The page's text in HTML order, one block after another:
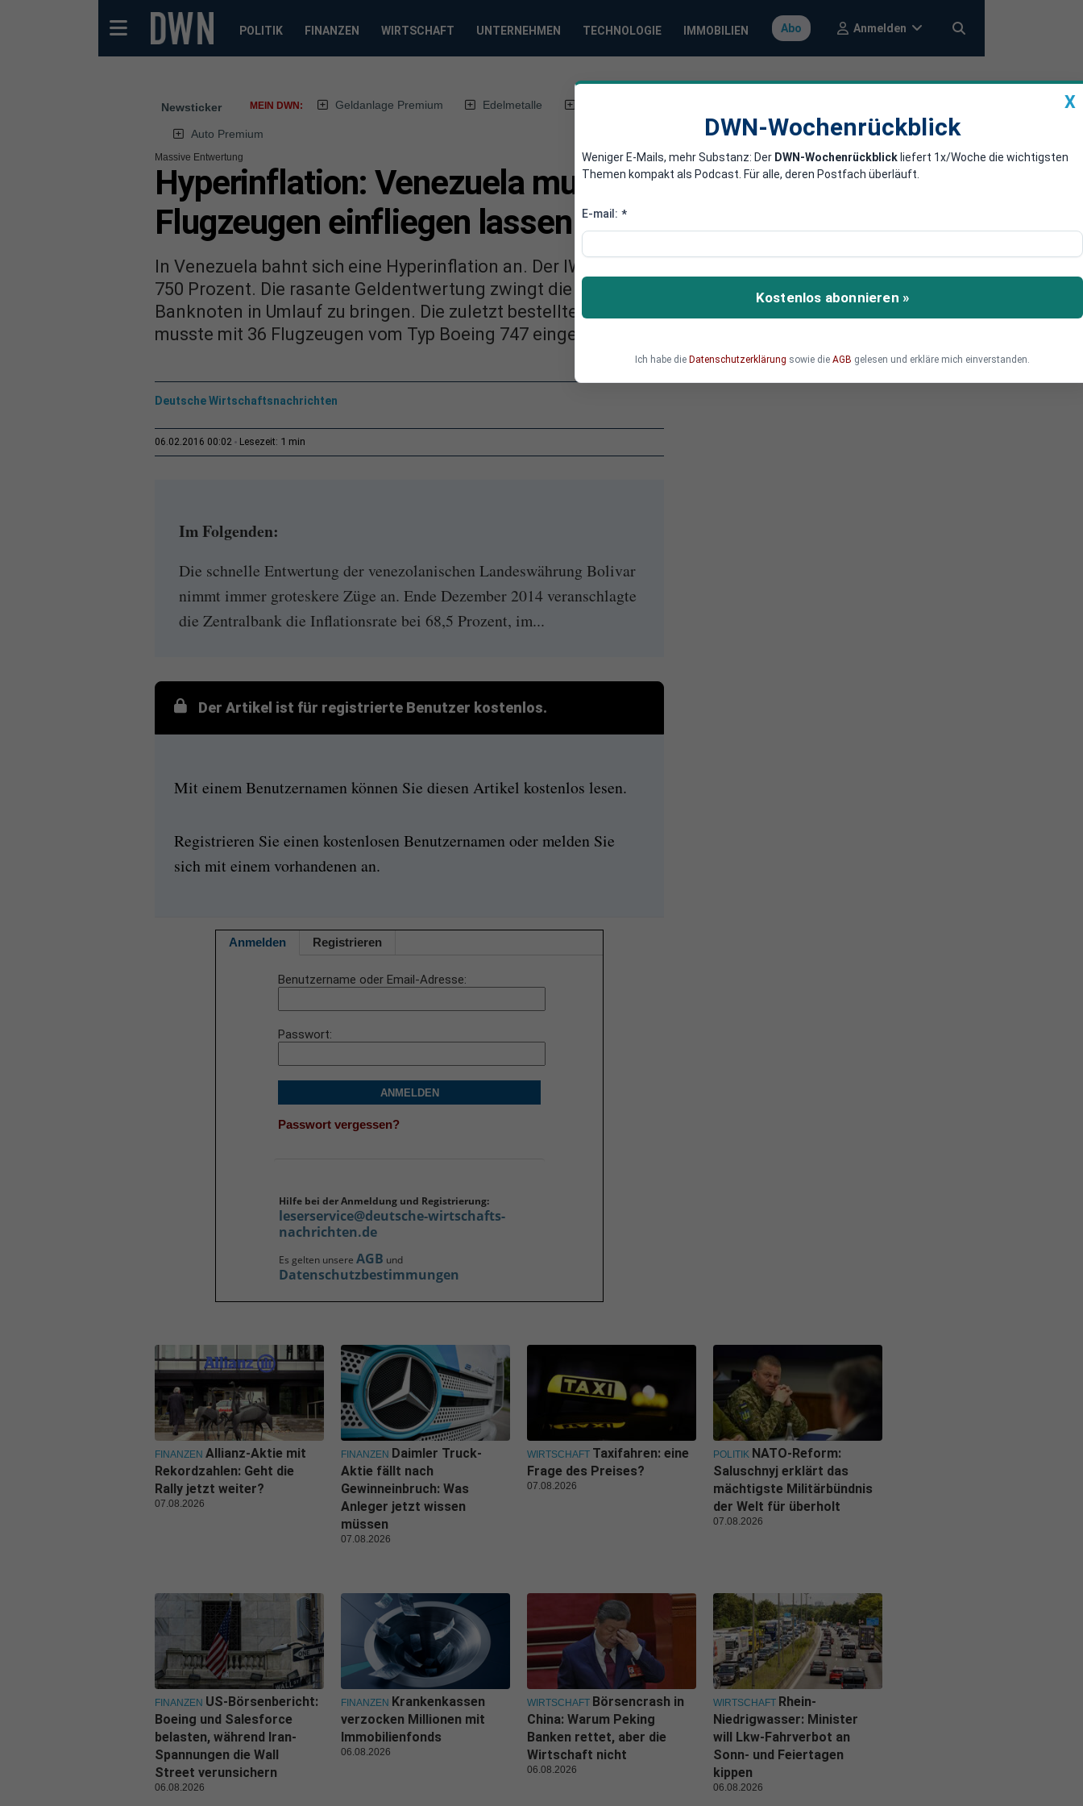
POLITIK FINANZEN WIRTSCHAFT UNTERNEHMEN TECHNOLOGIE IMMOBILIEN Abo Anmelden
Newsticker MEIN DWN: Geldanlage Premium Edelmetalle
Auto Premium
Massive Entwertung
Hyperinflation: Venezuela muss Bargeld mit
Flugzeugen einfliegen lassen
In Venezuela bahnt sich eine Hyperinflation an. Der IWF rechnet mit einer Inflationsrate von etwa
750 Prozent. Die rasante Geldentwertung zwingt die Regierung, immer größere Mengen an
Banknoten in Umlauf zu bringen. Die zuletzt bestellte Charge von zehn Milliarden Scheinen
musste mit 36 Flugzeugen vom Typ Boeing 747 eingeflogen werden.
Deutsche Wirtschaftsnachrichten
06.02.2016 00:02 Lesezeit: 1 min
Im Folgenden:
Die schnelle Entwertung der venezolanischen Landeswährung Bolivar
nimmt immer groteskere Züge an. Ende Dezember 2014 veranschlagte
die Zentralbank die Inflationsrate bei 68,5 Prozent, im...
Der Artikel ist für registrierte Benutzer kostenlos.
Mit einem Benutzernamen können Sie diesen Artikel kostenlos lesen.
Registrieren Sie einen kostenlosen Benutzernamen oder melden Sie
sich mit einem vorhandenen an.
Anmelden Registrieren
Benutzername oder Email-Adresse
Passwort
ANMELDEN
Passwort vergessen?
Hilfe bei der Anmeldung und Registrierung:
leserservice@deutsche-wirtschafts-
nachrichten.de
Es gelten unsere AGB und
Datenschutzbestimmungen
X
DWN-Wochenrückblick
Weniger E-Mails, mehr Substanz: Der DWN-Wochenrückblick liefert 1x/Woche die wichtigsten
Themen kompakt als Podcast. Für alle, deren Postfach überläuft.
E-mail: *
Kostenlos abonnieren »
Ich habe die Datenschutzerklärung sowie die AGB gelesen und erkläre mich einverstanden.
FINANZEN Allianz-Aktie mit
Rekordzahlen: Geht die
Rally jetzt weiter?
07.08.2026
FINANZEN Daimler Truck-
Aktie fällt nach
Gewinneinbruch: Was
Anleger jetzt wissen
müssen
07.08.2026
WIRTSCHAFT Taxifahren: eine
Frage des Preises?
07.08.2026
POLITIK NATO-Reform:
Saluschnyj erklärt das
mächtigste Militärbündnis
der Welt für überholt
07.08.2026
FINANZEN US-Börsenbericht:
Boeing und Salesforce
belasten, während Iran-
Spannungen die Wall
Street verunsichern
06.08.2026
FINANZEN Krankenkassen
verzocken Millionen mit
Immobilienfonds
06.08.2026
WIRTSCHAFT Börsencrash in
China: Warum Peking
Banken rettet, aber die
Wirtschaft nicht
06.08.2026
WIRTSCHAFT Rhein-
Niedrigwasser: Minister
will Lkw-Fahrverbot an
Sonn- und Feiertagen
kippen
06.08.2026